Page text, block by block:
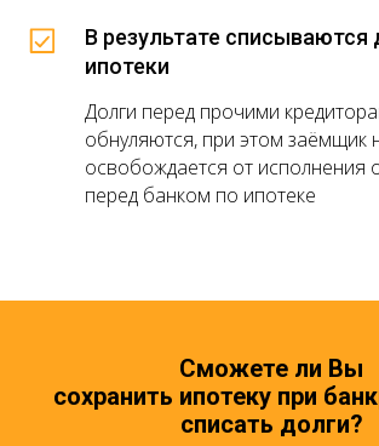
В результате списываются
ипотеки
Долги перед прочими
обнуляются, при этом заёмщик
освобождается от исполнения
перед банком по ипотеке
Сможете ли Вы
сохранить ипотеку при
списать долги?